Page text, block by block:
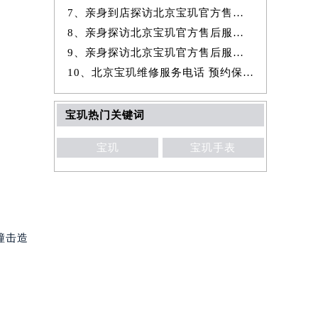
击造
7、亲身到店探访北京宝玑官方售后服务中心｜全新地址与官方电话（2026年
8、亲身探访北京宝玑官方售后服务中心｜官方热线与门店地址（2026年7月
9、亲身探访北京宝玑官方售后服务中心｜详细网点地址与售后服务电话（20
10、北京宝玑维修服务电话 预约保养售后服务中心权威公示（2026年7月最
宝玑热门关键词
宝玑 宝玑手表